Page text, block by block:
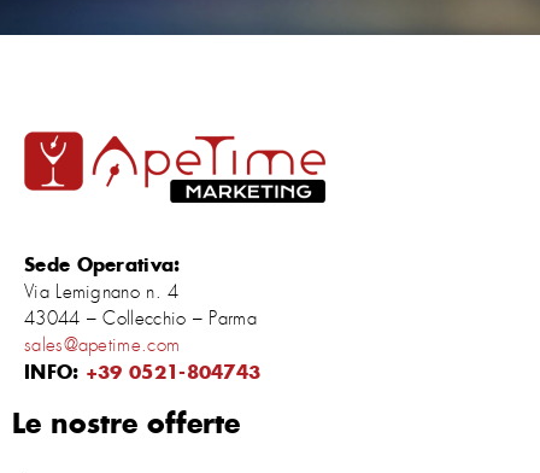
Sede Operativa:
Via Lemignano n. 4
43044 – Collecchio – Parma
sales@apetime.com
INFO: +39 0521-804743
Le nostre offerte